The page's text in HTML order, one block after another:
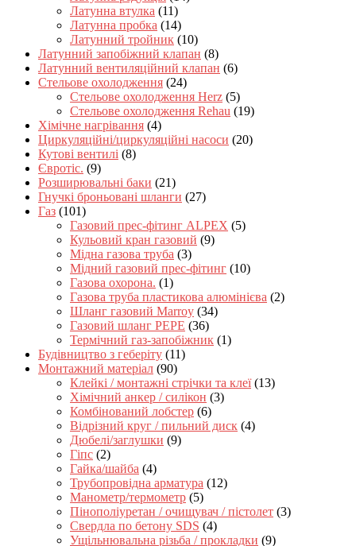
Латунна втулка (11)
Латунна пробка (14)
Латунний тройник (10)
Латунний запобіжний клапан (8)
Латунний вентиляційний клапан (6)
Стельове охолодження (24)
Стельове охолодження Herz (5)
Стельове охолодження Rehau (19)
Хімічне нагрівання (4)
Циркуляційні/циркуляційні насоси (20)
Кутові вентилі (8)
Євротіс. (9)
Розширювальні баки (21)
Гнучкі броньовані шланги (27)
Газ (101)
Газовий прес-фітинг ALPEX (5)
Кульовий кран газовий (9)
Мідна газова труба (3)
Мідний газовий прес-фітинг (10)
Газова охорона. (1)
Газова труба пластикова алюмінієва (2)
Шланг газовий Marroy (34)
Газовий шланг PEPE (36)
Термічний газ-запобіжник (1)
Будівництво з геберіту (11)
Монтажний матеріал (90)
Клейкі / монтажні стрічки та клеї (13)
Хімічний анкер / силікон (3)
Комбінований лобстер (6)
Відрізний круг / пильний диск (4)
Дюбелі/заглушки (9)
Гіпс (2)
Гайка/шайба (4)
Трубопровідна арматура (12)
Манометр/термометр (5)
Пінополіуретан / очищувач / пістолет (3)
Свердла по бетону SDS (4)
Ущільнювальна різьба / прокладки (9)